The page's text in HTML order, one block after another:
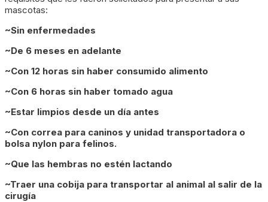
mascotas:
~Sin enfermedades
~De 6 meses en adelante
~Con 12 horas sin haber consumido alimento
~Con 6 horas sin haber tomado agua
~Estar limpios desde un día antes
~Con correa para caninos y unidad transportadora o
bolsa nylon para felinos.
~Que las hembras no estén lactando
~Traer una cobija para transportar al animal al salir de la
cirugía